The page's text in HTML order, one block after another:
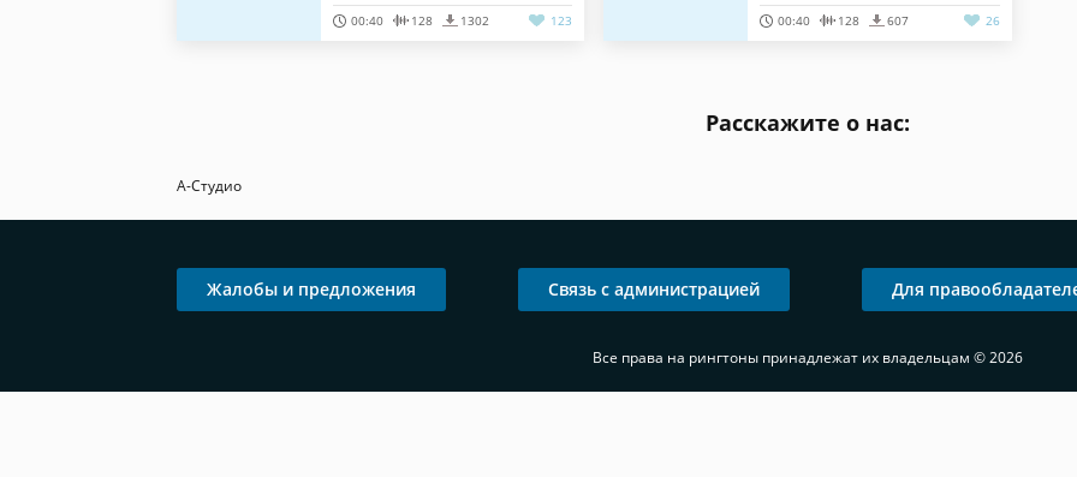
00:40 128 1302 123 00:40 128 607 26
Расскажите о нас:
А-Студио
Жалобы и предложения Связь с администрацией Для
Все права на рингтоны принадлежат их владельцам © 2026